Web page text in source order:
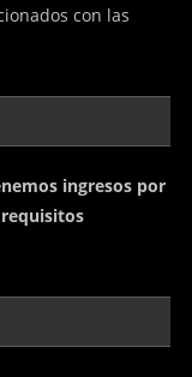
con las
ingresos por